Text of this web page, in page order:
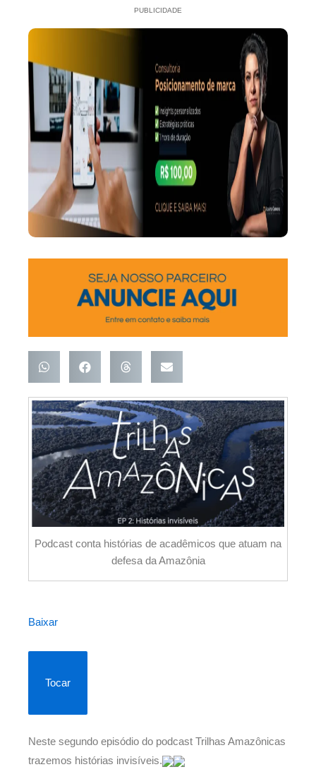
PUBLICIDADE
Podcast conta histórias de acadêmicos que atuam na
defesa da Amazônia
Baixar
Tocar
Neste segundo episódio do podcast Trilhas Amazônicas
trazemos histórias invisíveis.